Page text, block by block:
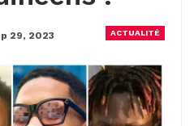
ACTUALITÉ
29, 2023